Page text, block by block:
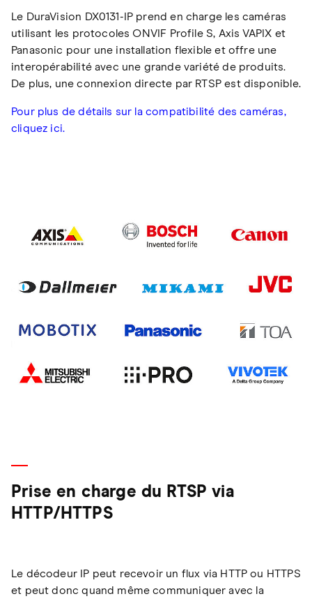
Le DuraVision DX0131-IP prend en charge les caméras
utilisant les protocoles ONVIF Profile S, Axis VAPIX et
Panasonic pour une installation flexible et offre une
interopérabilité avec une grande variété de produits.
De plus, une connexion directe par RTSP est disponible.
Pour plus de détails sur la compatibilité des caméras,
cliquez ici.
Prise en charge du RTSP via
HTTP/HTTPS
Le décodeur IP peut recevoir un flux via HTTP ou HTTPS
et peut donc quand même communiquer avec la